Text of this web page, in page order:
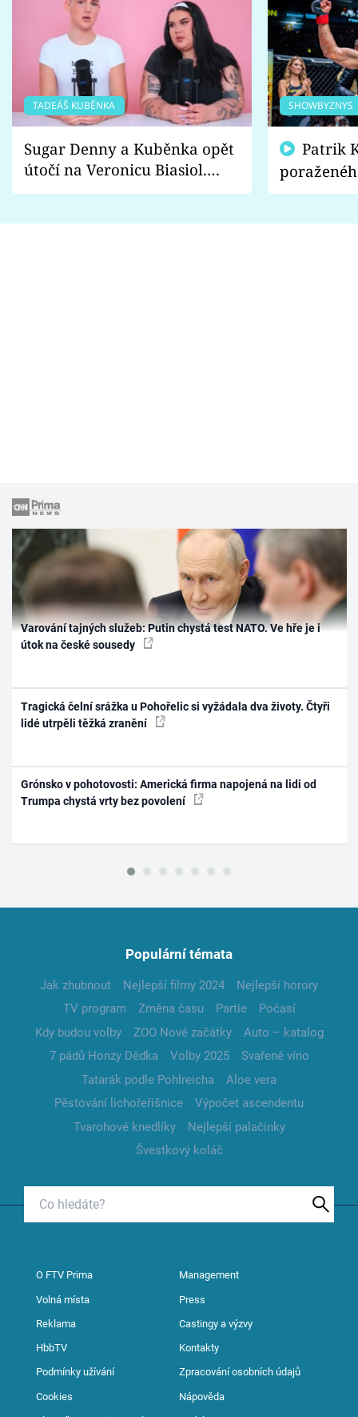
TADEÁŠ KUBĚNKA
Sugar Denny a Kuběnka opět
útočí na Veronicu Biasiol.
Proč je podle nich falešná a
SHOWBYZNYS
fanoušci
Varování tajných služeb: Putin chystá test NATO. Ve hře je i
útok na české sousedy
Tragická čelní srážka u Pohořelic si vyžádala dva životy. Čtyři
lidé utrpěli těžká zranění
Grónsko v pohotovosti: Americká firma napojená na lidi od
Trumpa chystá vrty bez povolení
Populární témata
Jak zhubnout Nejlepší filmy 2024
Nejlepší horory
TV program
Změna času Partie
Počasí
Kdy budou volby
ZOO Nové začátky
Auto – katalog
7 pádů Honzy Dědka
Volby 2025
Svařené víno
Tatarák podle Pohlreicha
Aloe vera
Pěstování lichořeřišnice
Výpočet ascendentu
Tvarohové knedlíky
Nejlepší palačinky
Švestkový koláč
O FTV Prima Management
Volná místa Press
Reklama Castingy a výzvy
HbbTV Kontakty
Podmínky užívání Zpracování osobních údajů
Cookies Nápověda